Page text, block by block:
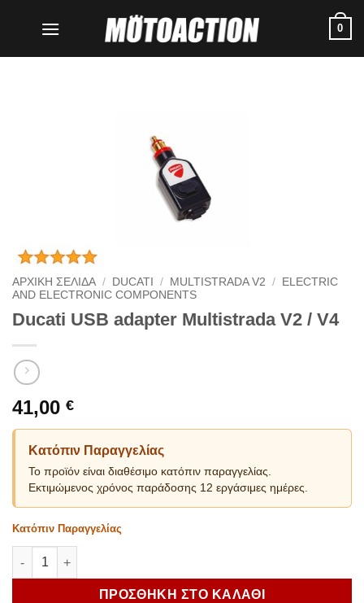
0
ΑΡΧΙΚΗ ΣΕΛΙΔΑ / DUCATI / MULTISTRADA V2 /
ELECTRIC
AND ELECTRONIC COMPONENTS
Ducati USB adapter Multistrada V2 / V4
41,00 €
Κατόπιν Παραγγελίας
Το προϊόν είναι διαθέσιμο κατόπιν παραγγελίας.
Εκτιμώμενος χρόνος παράδοσης 12 εργάσιμες ημέρες.
Κατόπιν Παραγγελίας
Ducati USB adapter Multistrada V2 / V4 ποσότητα
ΠΡΟΣΘΗΚΗ ΣΤΟ ΚΑΛΑΘΙ